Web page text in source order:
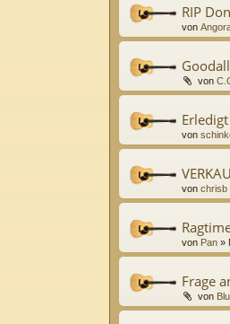
RIP
von
von
Erledigt
von
von chrisb
von Pan »
Frage
von